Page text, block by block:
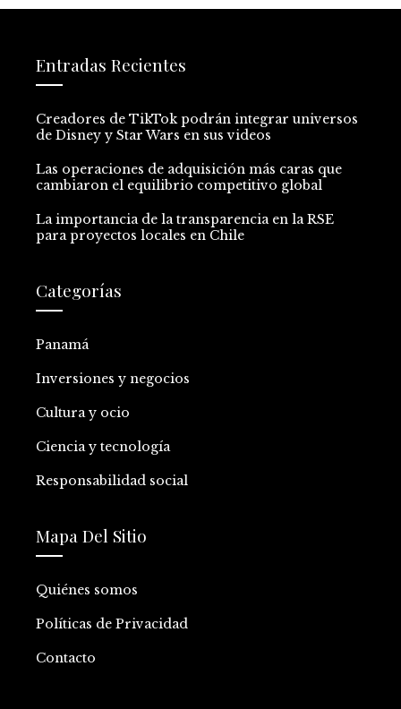
Entradas Recientes
Creadores de TikTok podrán integrar universos
de Disney y Star Wars en sus videos
Las operaciones de adquisición más caras que
cambiaron el equilibrio competitivo global
La importancia de la transparencia en la RSE
para proyectos locales en Chile
Categorías
Panamá
Inversiones y negocios
Cultura y ocio
Ciencia y tecnología
Responsabilidad social
Mapa Del Sitio
Quiénes somos
Políticas de Privacidad
Contacto